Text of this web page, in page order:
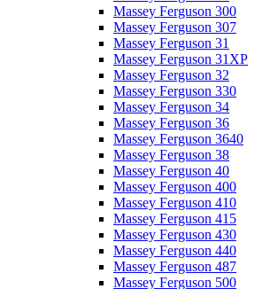
Massey Ferguson 300
Massey Ferguson 307
Massey Ferguson 31
Massey Ferguson 31XP
Massey Ferguson 32
Massey Ferguson 330
Massey Ferguson 34
Massey Ferguson 36
Massey Ferguson 3640
Massey Ferguson 38
Massey Ferguson 40
Massey Ferguson 400
Massey Ferguson 410
Massey Ferguson 415
Massey Ferguson 430
Massey Ferguson 440
Massey Ferguson 487
Massey Ferguson 500